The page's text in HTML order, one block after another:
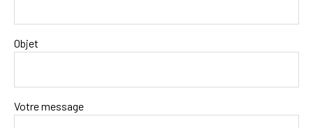
Objet
Votre message